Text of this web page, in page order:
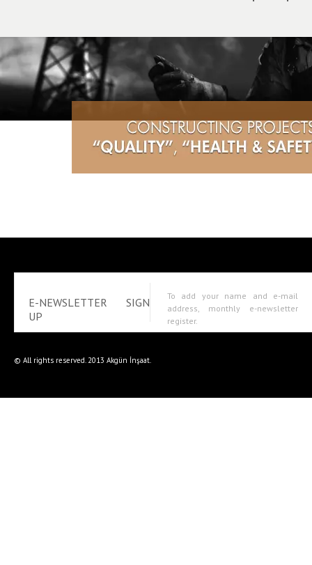
E-NEWSLETTER SIGN
UP
To add your name and e-mail
address, monthly e-newsletter
register.
© All rights reserved. 2013 Akgün İnşaat.